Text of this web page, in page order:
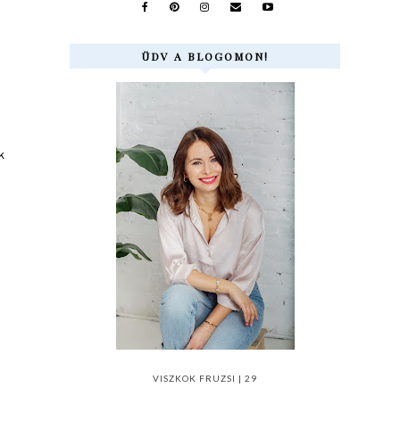
ÜDV A BLOGOMON!
VISZKOK FRUZSI | 29